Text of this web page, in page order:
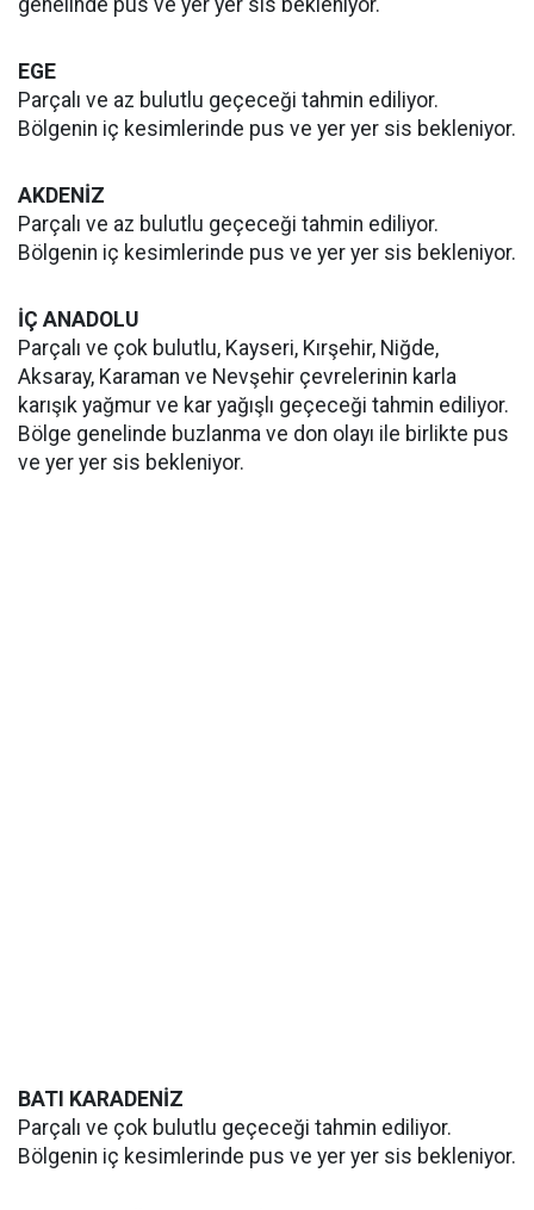
genelinde pus ve yer yer sis bekleniyor.
EGE
Parçalı ve az bulutlu geçeceği tahmin ediliyor.
Bölgenin iç kesimlerinde pus ve yer yer sis bekleniyor.
AKDENİZ
Parçalı ve az bulutlu geçeceği tahmin ediliyor.
Bölgenin iç kesimlerinde pus ve yer yer sis bekleniyor.
İÇ ANADOLU
Parçalı ve çok bulutlu, Kayseri, Kırşehir, Niğde,
Aksaray, Karaman ve Nevşehir çevrelerinin karla
karışık yağmur ve kar yağışlı geçeceği tahmin ediliyor.
Bölge genelinde buzlanma ve don olayı ile birlikte pus
ve yer yer sis bekleniyor.
BATI KARADENİZ
Parçalı ve çok bulutlu geçeceği tahmin ediliyor.
Bölgenin iç kesimlerinde pus ve yer yer sis bekleniyor.